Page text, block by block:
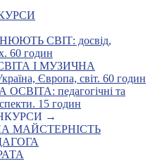
СВІТ: досвід,
60 годин
І МУЗИЧНА
Європа, світ. 60 годин
педагогічні та
15 годин
→
МАЙСТЕРНІСТЬ